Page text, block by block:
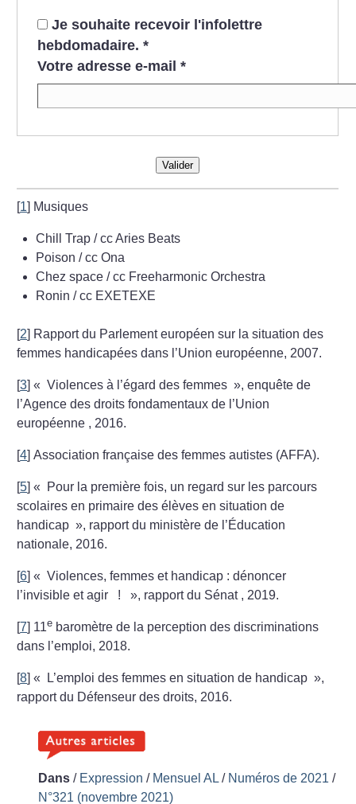
Je souhaite recevoir l'infolettre
hebdomadaire. *
Votre adresse e-mail *
Valider
[1] Musiques
Chill Trap / cc Aries Beats
Poison / cc Ona
Chez space / cc Freeharmonic Orchestra
Ronin / cc EXETEXE
[2] Rapport du Parlement européen sur la situation des
femmes handicapées dans l’Union européenne, 2007.
[3]« Violences à l’égard des femmes », enquête de
l’Agence des droits fondamentaux de l’Union
européenne , 2016.
[4]Association française des femmes autistes (AFFA).
[5]«
Pour la première fois, un regard sur les parcours
scolaires en primaire des élèves en situation de
handicap », rapport du ministère de l’Éducation
nationale, 2016.
[6]« Violences, femmes et handicap : dénoncer
l’invisible et agir
! », rapport du Sénat , 2019.
[7] 11e baromètre de la perception des discriminations
dans l’emploi, 2018.
[8]« L’emploi des femmes en situation de handicap »,
rapport du Défenseur des droits, 2016.
Dans / Expression / Mensuel AL / Numéros de 2021 /
N°321 (novembre 2021)